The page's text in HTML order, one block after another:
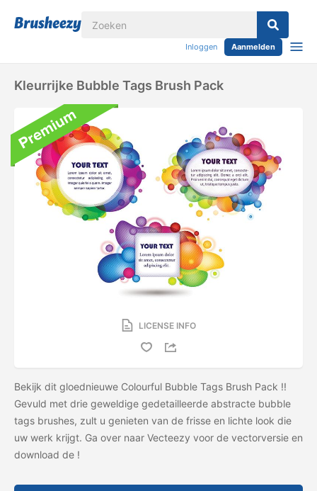
Inloggen Aanmelden
Kleurrijke Bubble Tags Brush Pack
LICENSE INFO
Bekijk dit gloednieuwe Colourful Bubble Tags Brush Pack !!
Gevuld met drie geweldige gedetailleerde abstracte bubble
tags brushes, zult u genieten van de frisse en lichte look die
uw werk krijgt. Ga over naar Vecteezy voor de vectorversie en
download de !